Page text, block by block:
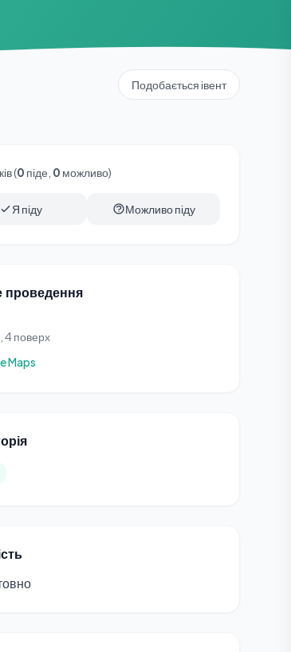
Подобається івент
(0 піде, 0 можливо)
Я піду Можливо піду
проведення
4 поверх
Maps